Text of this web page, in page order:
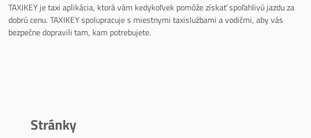
TAXIKEY je taxi aplikácia, ktorá vám kedykoľvek pomôže získať spoľahlivú jazdu za
dobrú cenu. TAXIKEY spolupracuje s miestnymi taxislužbami a vodičmi, aby vás
bezpečne dopravili tam, kam potrebujete.
Stránky